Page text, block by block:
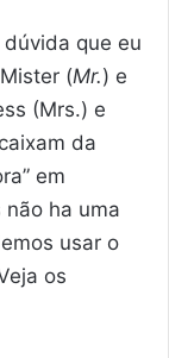
que eu
(Mr.) e
(Mrs.) e
da
em
ha uma
usar o
os